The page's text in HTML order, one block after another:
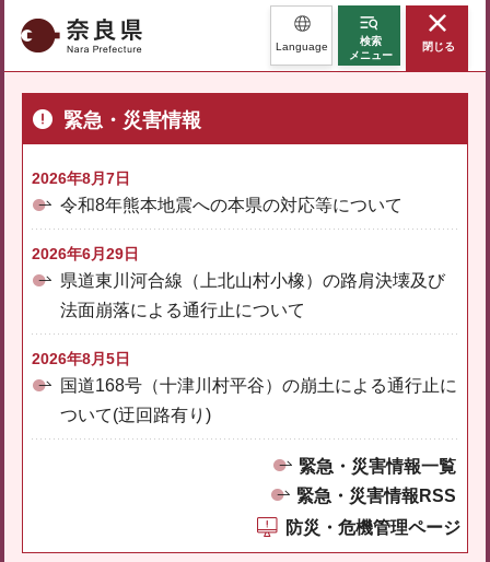
奈良県 Language
検索
メニュー
閉じる
緊急・災害情報
2026年8月7日
令和8年熊本地震への本県の対応等について
2026年6月29日
県道東川河合線（上北山村小橡）の路肩決壊及び
法面崩落による通行止について
2026年8月5日
国道168号（十津川村平谷）の崩土による通行止に
ついて(迂回路有り)
緊急・災害情報一覧
緊急・災害情報RSS
防災・危機管理ページ